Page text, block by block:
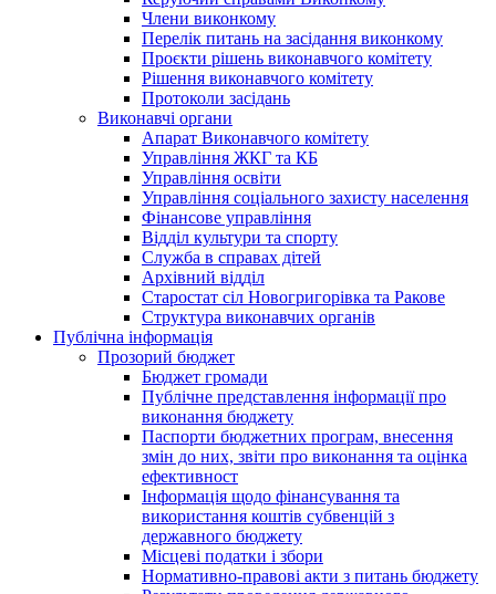
Члени виконкому
Перелік питань на засідання виконкому
Проєкти рішень виконавчого комітету
Рішення виконавчого комітету
Протоколи засідань
Виконавчі органи
Апарат Виконавчого комітету
Управління ЖКГ та КБ
Управління освіти
Управління соціального захисту населення
Фінансове управління
Відділ культури та спорту
Служба в справах дітей
Архівний відділ
Старостат сіл Новогригорівка та Ракове
Структура виконавчих органів
Публічна інформація
Прозорий бюджет
Бюджет громади
Публічне представлення інформації про
виконання бюджету
Паспорти бюджетних програм, внесення
змін до них, звіти про виконання та оцінка
ефективност
Інформація щодо фінансування та
використання коштів субвенцій з
державного бюджету
Місцеві податки і збори
Нормативно-правові акти з питань бюджету